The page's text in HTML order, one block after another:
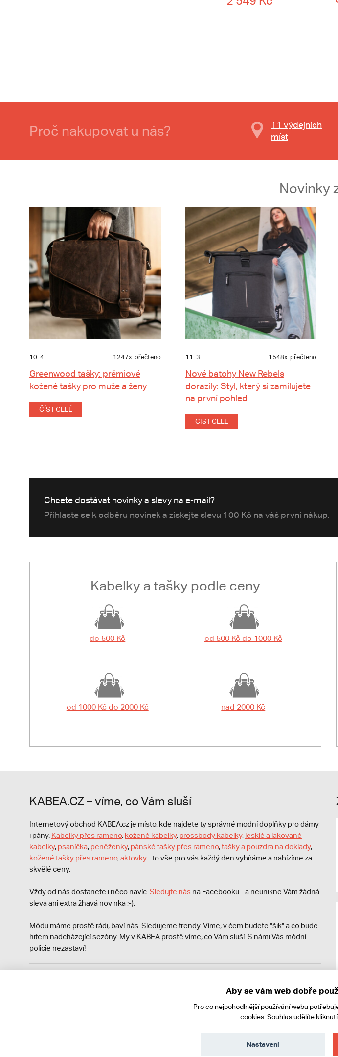
Proč nakupovat u nás?
11 výdejních
míst
Novinky
10. 4. 1247x přečteno
Greenwood tašky: prémiové
kožené tašky pro muže a ženy
ČÍST CELÉ
11. 3. 1548x přečteno
Nové batohy New Rebels
dorazily: Styl, který si zamilujete
na první pohled
ČÍST CELÉ
Chcete dostávat novinky a slevy na e-mail?
Přihlaste se k odběru novinek a získejte slevu 100 Kč na váš první nákup.
Kabelky a tašky podle ceny
do 500 Kč od 500 Kč do 1000 Kč
od 1000 Kč do 2000 Kč nad 2000 Kč
KABEA.CZ – víme, co Vám sluší
Internetový obchod KABEA.cz je místo, kde najdete ty správné modní doplňky pro dámy
i pány. Kabelky přes rameno, kožené kabelky,crossbody kabelky, lesklé a lakované
kabelky, psaníčka, peněženky, pánské tašky přes rameno,tašky a pouzdra na doklady,
kožené tašky přes rameno,aktovky... to vše pro vás každý den vybíráme a nabízíme za
skvělé ceny.
Vždy od nás dostanete i něco navíc. Sledujte nás na Facebooku - a neunikne Vám žádná
sleva ani extra žhavá novinka ;-).
Módu máme prostě rádi, baví nás. Sledujeme trendy. Víme, v čem budete "šik" a co bude
hitem nadcházející sezóny. My v KABEA prostě víme, co Vám sluší. S námi Vás módní
policie nezastaví!
Zároveň je povinen zaevidovat přijatou tržbu u správce daně online; v případě
Aby se vám web dobře
Pro co nejpohodlnější používání webu
cookies. Souhlas udělíte
Nastavení